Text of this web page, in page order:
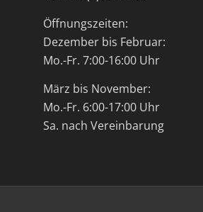
Öffnungszeiten:
Dezember bis Februar:
Mo.-Fr. 7:00-16:00 Uhr
März bis November:
Mo.-Fr. 6:00-17:00 Uhr
Sa. nach Vereinbarung